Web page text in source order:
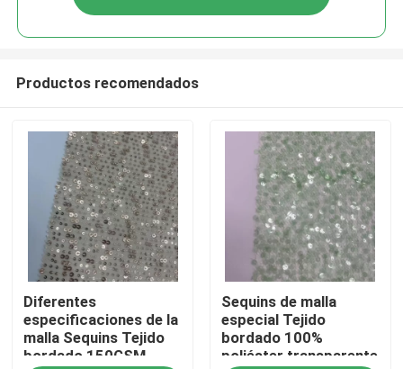
Inicio
Sobre nosotros
Productos recomendados
Diferentes
especificaciones de la
malla Sequins Tejido
bordado 150GSM
Sequins de malla
especial Tejido
bordado 100%
poliéster transparente